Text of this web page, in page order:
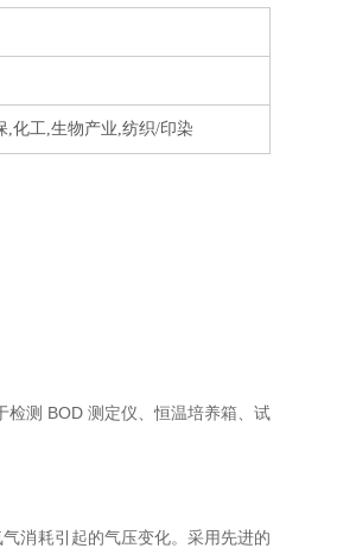
,化工,生物产业,纺织/印染
测 BOD 测定仪、恒温培养箱、试
消耗引起的气压变化。采用先进的